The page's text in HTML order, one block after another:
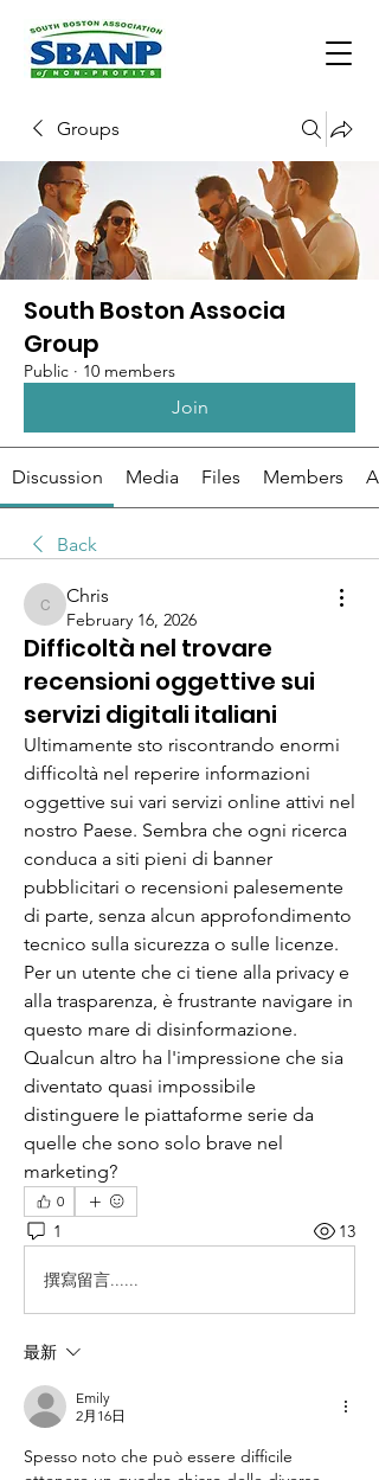
Groups
South Boston Associa
Group
Public · 10 members
Join
Discussion Media Files Members
Back
Chris
Chris
February 16, 2026
Difficoltà nel trovare
recensioni oggettive sui
servizi digitali italiani
Ultimamente sto riscontrando enormi
difficoltà nel reperire informazioni
oggettive sui vari servizi online attivi nel
nostro Paese. Sembra che ogni ricerca
conduca a siti pieni di banner
pubblicitari o recensioni palesemente
di parte, senza alcun approfondimento
tecnico sulla sicurezza o sulle licenze.
Per un utente che ci tiene alla privacy e
alla trasparenza, è frustrante navigare in
questo mare di disinformazione.
Qualcun altro ha l'impressione che sia
diventato quasi impossibile
distinguere le piattaforme serie da
quelle che sono solo brave nel
marketing?
0
1 13
撰寫留言......
最新
Emily
2月16日
Spesso noto che può essere difficile